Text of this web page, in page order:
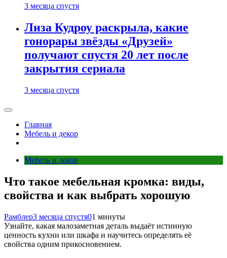
3 месяца спустя
Лиза Кудроу раскрыла, какие
гонорары звёзды «Друзей»
получают спустя 20 лет после
закрытия сериала
3 месяца спустя
Главная
Мебель и декор
Мебель и декор
Что такое мебельная кромка: виды,
свойства и как выбрать хорошую
Рамблер3 месяца спустя01 минуты
Узнайте, какая малозаметная деталь выдаёт истинную
ценность кухни или шкафа и научитесь определять её
свойства одним прикосновением.